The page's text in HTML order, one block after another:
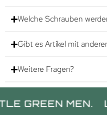
Welche Schrauben
Gibt es Artikel mit
Weitere Fragen?
MEN. LITTLE